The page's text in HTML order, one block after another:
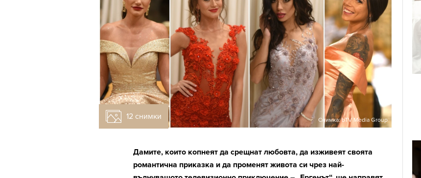
12 снимки Снимка: bTV Media Group
Дамите, които копнеят да срещнат любовта, да изживеят своята
романтична приказка и да променят живота си чрез най-